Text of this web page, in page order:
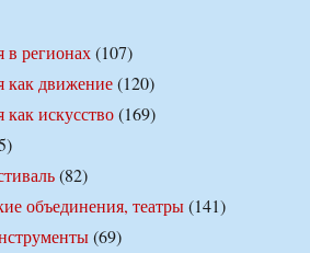
в регионах(107)
как движение(120)
как искусство(169)
(82)
объединения, театры(141)
(69)